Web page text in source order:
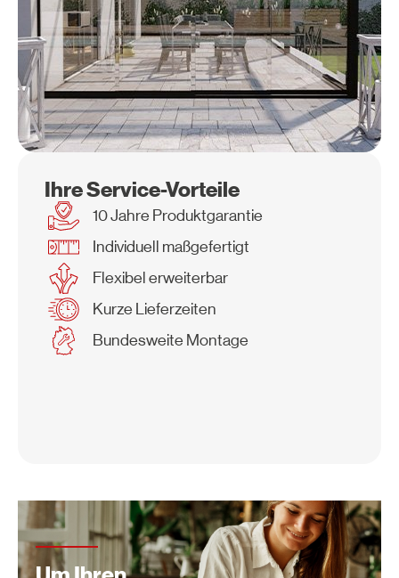
Ihre Service-Vorteile
10 Jahre Produktgarantie
Individuell maßgefertigt
Flexibel erweiterbar
Kurze Lieferzeiten
Bundesweite Montage